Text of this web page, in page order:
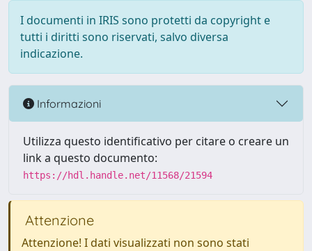
I documenti in IRIS sono protetti da copyright e
tutti i diritti sono riservati, salvo diversa
indicazione.
Informazioni
Utilizza questo identificativo per citare o creare un
link a questo documento:
https://hdl.handle.net/11568/21594
Attenzione
Attenzione! I dati visualizzati non sono stati